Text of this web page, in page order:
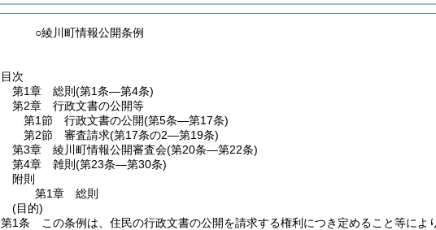
○綾川町情報公開条例
目次
第1章
総則 (第1条―第4条)
第2章
行政文書の公開等
第1節
行政文書の公開(第5条―第17条)
第2節
審査請求(第17条の2―第19条)
第3章
綾川町情報公開審査会(第20条―第22条)
第4章
雑則 (第23条―第30条)
附則
第1章
総則
(目的)
第1条
この条例は、住民の行政文書の公開を請求する権利につき定めること等に